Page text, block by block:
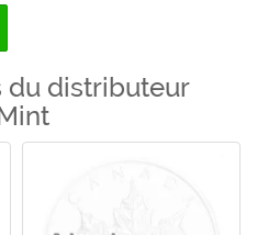
du distributeur